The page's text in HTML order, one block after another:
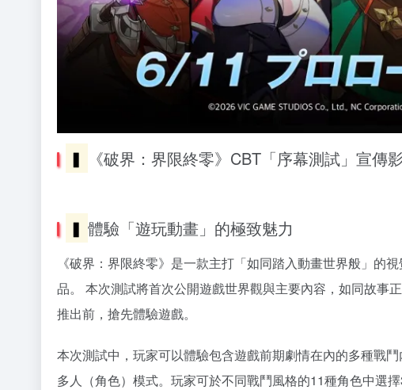
▍ 《破界：界限終零》CBT「序幕測試」宣傳
▍ 體驗「遊玩動畫」的極致魅力
《破界：界限終零》是一款主打「如同踏入動畫世界般」的
品。 本次測試將首次公開遊戲世界觀與主要內容，如同故事
推出前，搶先體驗遊戲。
本次測試中，玩家可以體驗包含遊戲前期劇情在內的多種戰
多人（角色）模式。玩家可於不同戰鬥風格的11種角色中選